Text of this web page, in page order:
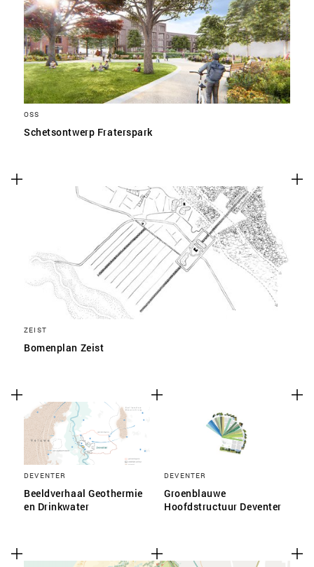
OSS
Schetsontwerp Fraterspark
ZEIST
Bomenplan Zeist
DEVENTER
Beeldverhaal Geothermie
en Drinkwater
DEVENTER
Groenblauwe
Hoofdstructuur Deventer
SLA VOORKEUREN OP